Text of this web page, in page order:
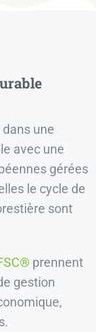
une
avec une
gérées
le cycle de
sont
prennent
gestion